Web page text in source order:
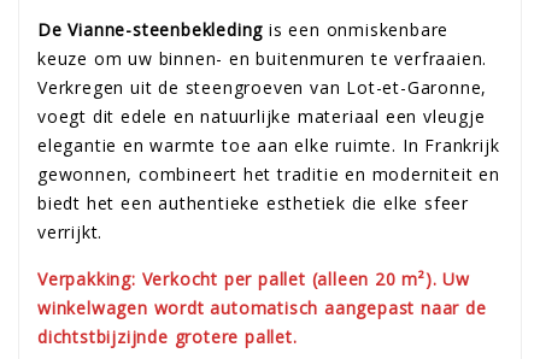
De Vianne-steenbekleding is een onmiskenbare
keuze om uw binnen- en buitenmuren te verfraaien.
Verkregen uit de steengroeven van Lot-et-Garonne,
voegt dit edele en natuurlijke materiaal een vleugje
elegantie en warmte toe aan elke ruimte. In Frankrijk
gewonnen, combineert het traditie en moderniteit en
biedt het een authentieke esthetiek die elke sfeer
verrijkt.
Verpakking: Verkocht per pallet (alleen 20 m²). Uw
winkelwagen wordt automatisch aangepast naar de
dichtstbijzijnde grotere pallet.